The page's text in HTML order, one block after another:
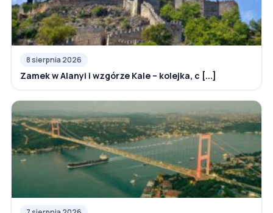
8 sierpnia 2026
Zamek w Alanyi i wzgórze Kale – kolejka, c [...]